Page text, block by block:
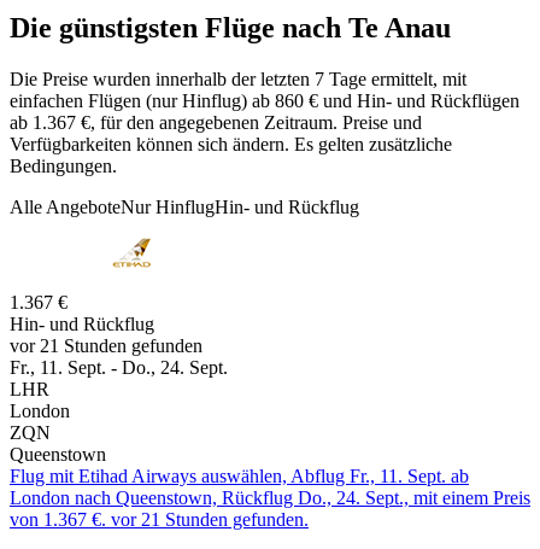
Die günstigsten Flüge nach Te Anau
Die Preise wurden innerhalb der letzten 7 Tage ermittelt, mit
einfachen Flügen (nur Hinflug) ab 860 € und Hin- und Rückflügen
ab 1.367 €, für den angegebenen Zeitraum. Preise und
Verfügbarkeiten können sich ändern. Es gelten zusätzliche
Bedingungen.
Alle AngeboteNur HinflugHin- und Rückflug
1.367 €
Hin- und Rückflug
vor 21 Stunden gefunden
Fr., 11. Sept. - Do., 24. Sept.
LHR
London
ZQN
Queenstown
Flug mit Etihad Airways auswählen, Abflug Fr., 11. Sept. ab
London nach Queenstown, Rückflug Do., 24. Sept., mit einem Preis
von 1.367 €. vor 21 Stunden gefunden.